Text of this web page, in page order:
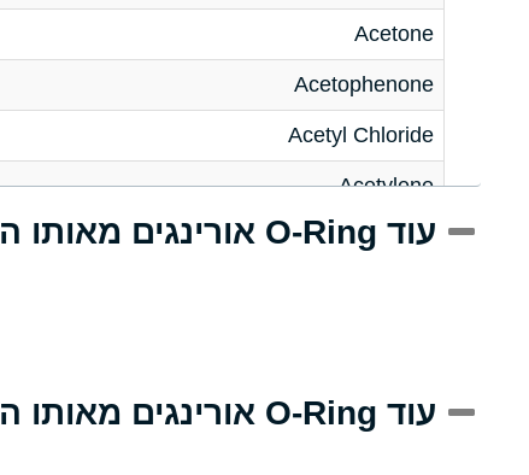
Acetone
Acetophenone
Acetyl Chloride
Acetylene
Acrlylonitrile
Aluminum Acetate (Aqueous)
עוד O-Ring אורינגים מאותו הגודל
עוד O-Ring אורינגים מאותו החומר